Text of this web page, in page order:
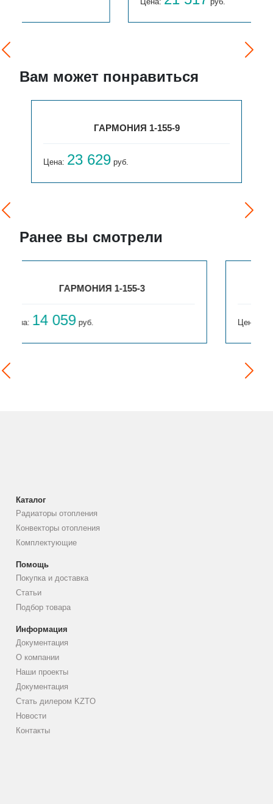
Вам может понравиться
РСК 2-900-12
Цена:23 189 руб.
Ранее вы смотрели
ГАРМОНИЯ 1-155-4
Цена:15 654
Каталог
Радиаторы отопления
Конвекторы отопления
Комплектующие
Помощь
Покупка и доставка
Статьи
Подбор товара
Информация
Документация
О компании
Наши проекты
Документация
Стать дилером KZTO
Новости
Контакты